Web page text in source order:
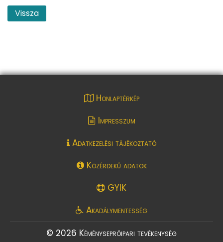
Vissza
Honlaptérkép
Impresszum
Adatkezelési tájékoztató
Közérdekű adatok
GYIK
Akadálymentesség
© 2026 Kéményseprőipari tevékenység